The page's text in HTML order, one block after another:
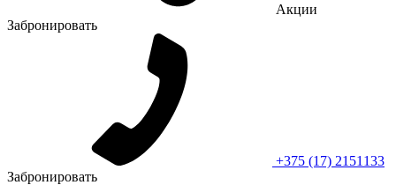
Акции
Забронировать
+375 (17) 2151133
Забронировать